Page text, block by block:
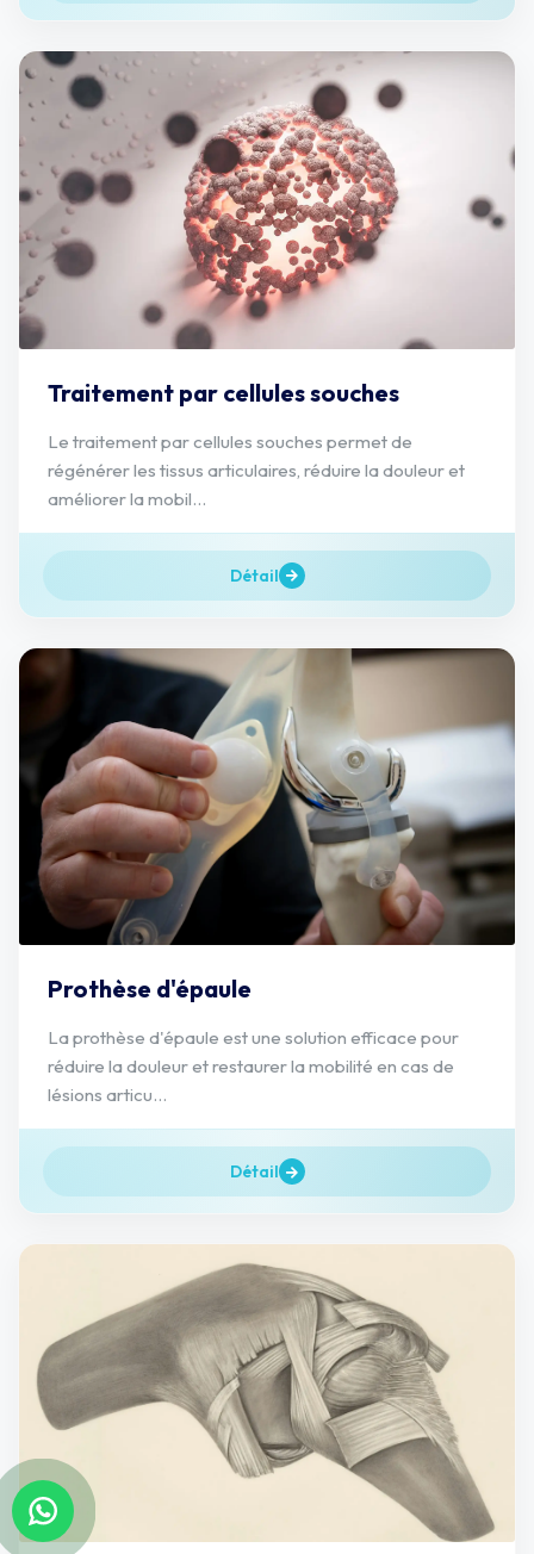
Traitement par cellules souches
Le traitement par cellules souches permet de
régénérer les tissus articulaires, réduire la douleur et
améliorer la mobil...
Détail
Prothèse d'épaule
La prothèse d'épaule est une solution efficace pour
réduire la douleur et restaurer la mobilité en cas de
lésions articu...
Détail